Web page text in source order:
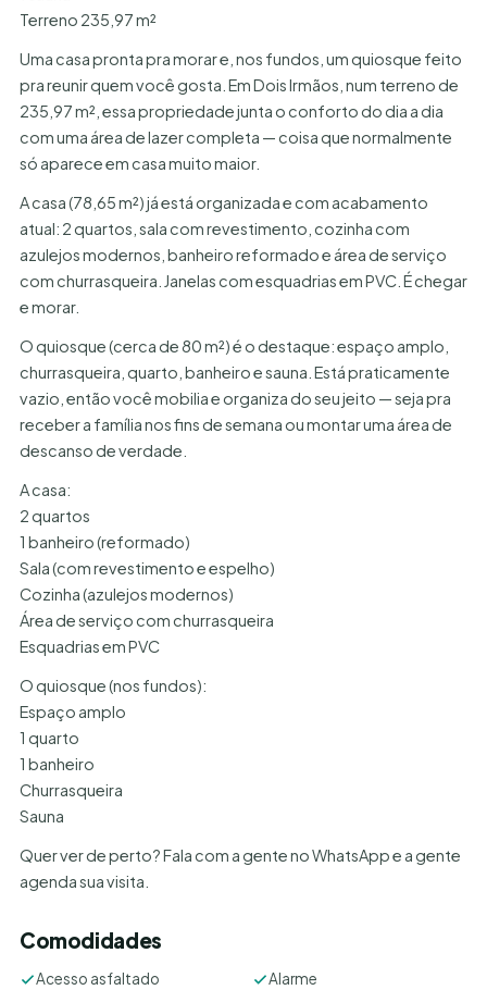
Terreno 235,97 m²
Uma casa pronta pra morar e, nos fundos, um quiosque feito
pra reunir quem você gosta. Em Dois Irmãos, num terreno de
235,97 m², essa propriedade junta o conforto do dia a dia
com uma área de lazer completa — coisa que normalmente
só aparece em casa muito maior.
A casa (78,65 m²) já está organizada e com acabamento
atual: 2 quartos, sala com revestimento, cozinha com
azulejos modernos, banheiro reformado e área de serviço
com churrasqueira. Janelas com esquadrias em PVC. É chegar
e morar.
O quiosque (cerca de 80 m²) é o destaque: espaço amplo,
churrasqueira, quarto, banheiro e sauna. Está praticamente
vazio, então você mobilia e organiza do seu jeito — seja pra
receber a família nos fins de semana ou montar uma área de
descanso de verdade.
A casa:
2 quartos
1 banheiro (reformado)
Sala (com revestimento e espelho)
Cozinha (azulejos modernos)
Área de serviço com churrasqueira
Esquadrias em PVC
O quiosque (nos fundos):
Espaço amplo
1 quarto
1 banheiro
Churrasqueira
Sauna
Quer ver de perto? Fala com a gente no WhatsApp e a gente
agenda sua visita.
Comodidades
Acesso asfaltado
Alarme